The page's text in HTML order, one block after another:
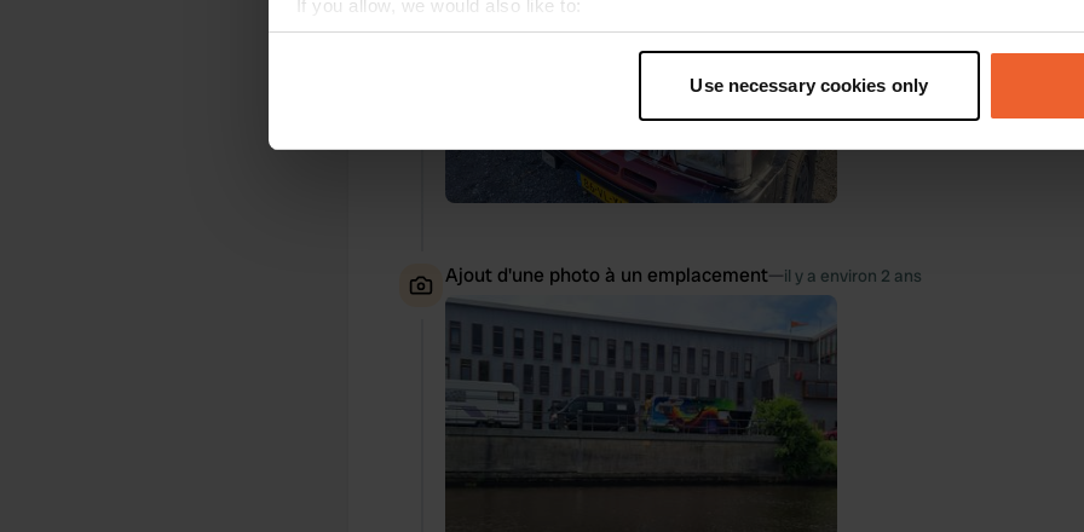
If you allow, we would also like to:
Collect information about your geographical location which can be accurate to within
Find out more about how your personal data is processed and set your preferences in the
We use cookies to personalise content and ads, to provide social media features and to
information about your use of our site with our social media, advertising and analytics
Use necessary cookies only
Ajout d'une photo à un emplacement—il y a environ 2 ans